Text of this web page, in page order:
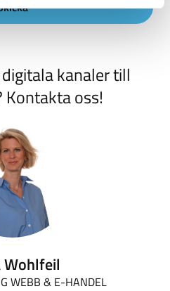
kanaler till
Kontakta oss!
Wohlfeil
WEBB & E-HANDEL